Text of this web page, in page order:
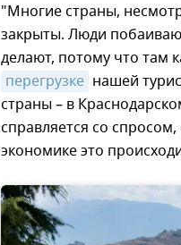
"Многие страны,
закрыты. Люди
делают, потому что там
перегрузке нашей
страны – в
справляется со
экономике это